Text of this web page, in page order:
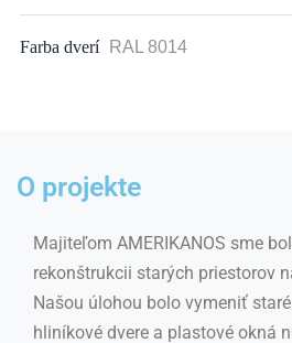
Farba dverí RAL 8014
O projekte
Majiteľom AMERIKANOS sme
rekonštrukcii starých priestorov
Našou úlohou bolo vymeniť
hliníkové dvere a plastové okná